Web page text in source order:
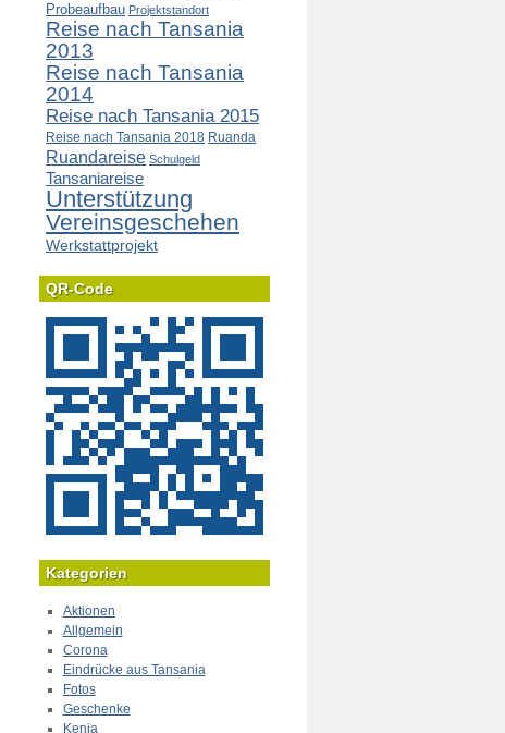
Probeaufbau Projektstandort
Reise nach Tansania
2013
Reise nach Tansania
2014
Reise nach Tansania 2015
Reise nach Tansania 2018 Ruanda
Ruandareise Schulgeld
Tansaniareise
Unterstützung
Vereinsgeschehen
Werkstattprojekt
QR-Code
Kategorien
Aktionen
Allgemein
Corona
Eindrücke aus Tansania
Fotos
Geschenke
Kenia